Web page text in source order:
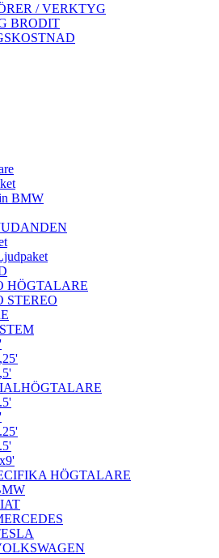
/ VERKTYG
BRODIT
BMW
HÖGTALARE
STEREO
HÖGTALARE